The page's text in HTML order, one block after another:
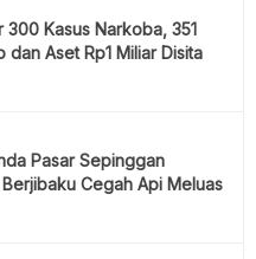
300 Kasus Narkoba, 351
Aset Rp1 Miliar Disita
Pasar Sepinggan
Cegah Api Meluas